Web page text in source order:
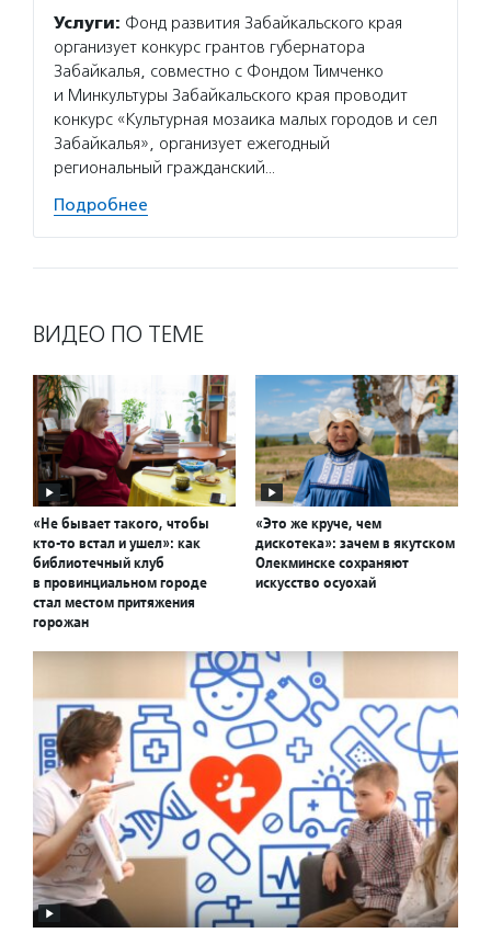
Услуги: Фонд развития Забайкальского края
организует конкурс грантов губернатора
Забайкалья, совместно с Фондом Тимченко
и Минкультуры Забайкальского края проводит
конкурс «Культурная мозаика малых городов и сел
Забайкалья», организует ежегодный
региональный гражданский…
Подробнее
ВИДЕО ПО ТЕМЕ
«Не бывает такого, чтобы
кто-то встал и ушел»: как
библиотечный клуб
в провинциальном городе
стал местом притяжения
горожан
«Это же круче, чем
дискотека»: зачем в якутском
Олекминске сохраняют
искусство осуохай